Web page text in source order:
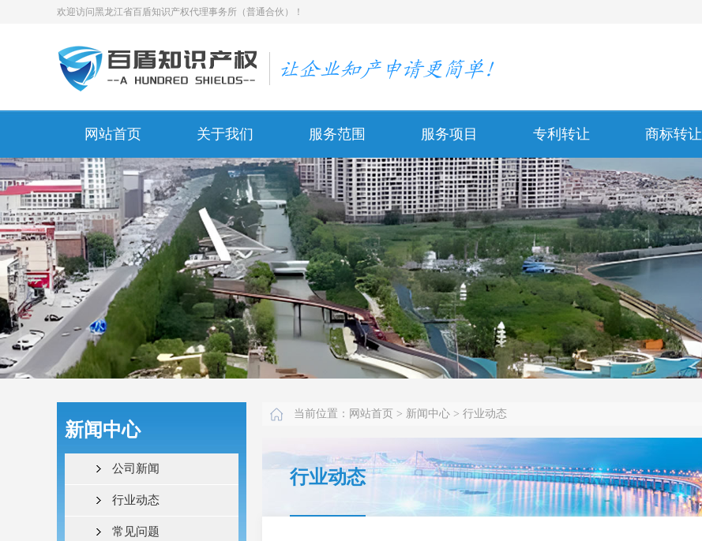
欢迎访问黑龙江省百盾知识产权代理事务所（普通合伙）！
网站首页 关于我们 服务范围 服务项目 专利转让 商标转让
新闻中心
公司新闻
行业动态
常见问题
当前位置： 网站首页 > 新闻中心 > 行业动态
行业动态